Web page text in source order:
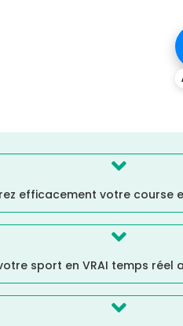

efficacement votre course

sport en VRAI temps réel
